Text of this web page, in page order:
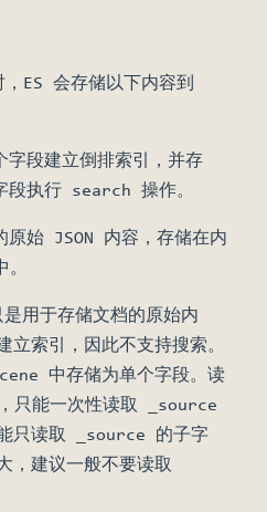
ES 会存储以下内容到
字段建立倒排索引，并存
段执行 search 操作。
原始 JSON 内容，存储在内
用于存储文档的原始内
立索引，因此不支持搜索。
中存储为单个字段。读
只能一次性读取 _source
只读取 _source 的子字
，建议一般不要读取